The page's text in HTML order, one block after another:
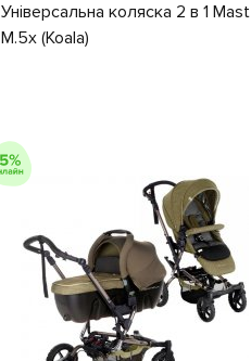
Універсальна коляска 2 в 1 Mast
M.5x (Koala)